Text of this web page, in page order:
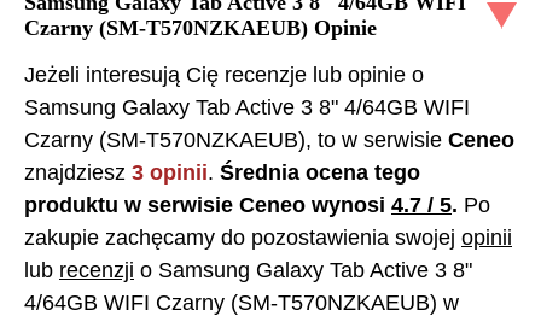
Czarny (SM-T570NZKAEUB) Opinie
Jeżeli interesują Cię recenzje lub opinie o
Samsung Galaxy Tab Active 3 8" 4/64GB WIFI
Czarny (SM-T570NZKAEUB), to w serwisie Ceneo
znajdziesz 3 opinii. Średnia ocena tego
produktu w serwisie Ceneo wynosi 4.7 / 5. Po
zakupie zachęcamy do pozostawienia swojej opinii
lub recenzji o Samsung Galaxy Tab Active 3 8"
4/64GB WIFI Czarny (SM-T570NZKAEUB) w